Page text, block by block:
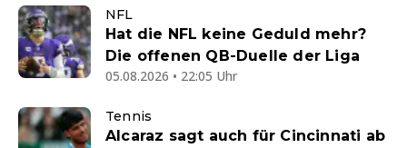
NFL
Hat die NFL keine Geduld mehr?
Die offenen QB-Duelle der Liga
05.08.2026 • 22:05 Uhr
Tennis
Alcaraz sagt auch für Cincinnati ab